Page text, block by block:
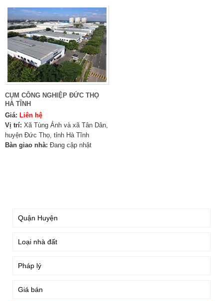
CỤM CÔNG NGHIỆP ĐỨC THỌ
HÀ TĨNH
Giá: Liên hệ
Vị trí: Xã Tùng Ảnh và xã Tân Dân,
huyện Đức Thọ, tỉnh Hà Tĩnh
Bàn giao nhà: Đang cập nhật